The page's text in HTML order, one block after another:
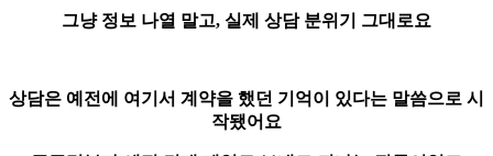
그냥 정보 나열 말고, 실제 상담 분위기 그대로요
상담은 예전에 여기서 계약을 했던 기억이 있다는 말씀으로 시
작됐어요